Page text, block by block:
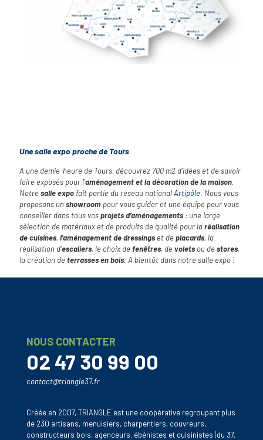
Une salle expo proche de Tours
A une demie-heure de Tours, découvrez 700 m2 d’idées et de savoir
faire exposés pour l'aménagement et la décoration de la maison.
Notresalle expo fait partie du réseau nationalArtipôle. Nous vous
proposons unshowroom pour vous guider et une équipe pour vous
conseiller dans tous vosprojets d’aménagements : une large
sélection de matériaux et de produits de qualité pour laréalisation
de cuisines, l’aménagement de dressings et deplacards, la
réalisation d’escaliers, le choix defenêtres, de volets ou destores,
la création deterrasses en bois. A bientôt dans notre salle expo !
NOUS CONTACTER
02 47 30 99 00
contact@triangle37.fr
Créée en 2007, TRIANGLE est une coopérative regroupant plus
de 230 artisans, menuisiers, charpentiers, couvreurs,
constructeurs bois, agenceurs, ébénistes et cuisinistes (du 37,